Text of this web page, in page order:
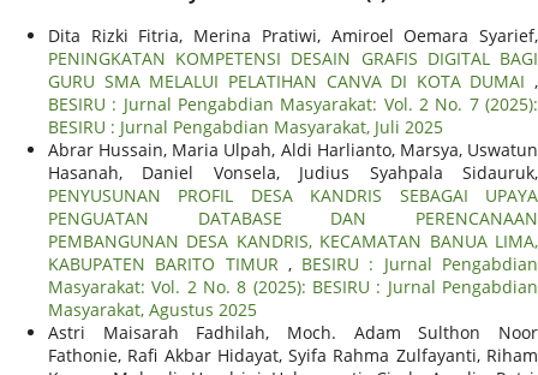
Dita Rizki Fitria, Merina Pratiwi, Amiroel Oemara Syarief,
PENINGKATAN KOMPETENSI DESAIN GRAFIS DIGITAL BAGI
GURU SMA MELALUI PELATIHAN CANVA DI KOTA DUMAI ,
BESIRU : Jurnal Pengabdian Masyarakat: Vol. 2 No. 7 (2025):
BESIRU : Jurnal Pengabdian Masyarakat, Juli 2025
Abrar Hussain, Maria Ulpah, Aldi Harlianto, Marsya, Uswatun
Hasanah, Daniel Vonsela, Judius Syahpala Sidauruk,
PENYUSUNAN PROFIL DESA KANDRIS SEBAGAI UPAYA
PENGUATAN DATABASE DAN PERENCANAAN
PEMBANGUNAN DESA KANDRIS, KECAMATAN BANUA LIMA,
KABUPATEN BARITO TIMUR , BESIRU : Jurnal Pengabdian
Masyarakat: Vol. 2 No. 8 (2025): BESIRU : Jurnal Pengabdian
Masyarakat, Agustus 2025
Astri Maisarah Fadhilah, Moch. Adam Sulthon Noor
Fathonie, Rafi Akbar Hidayat, Syifa Rahma Zulfayanti, Riham